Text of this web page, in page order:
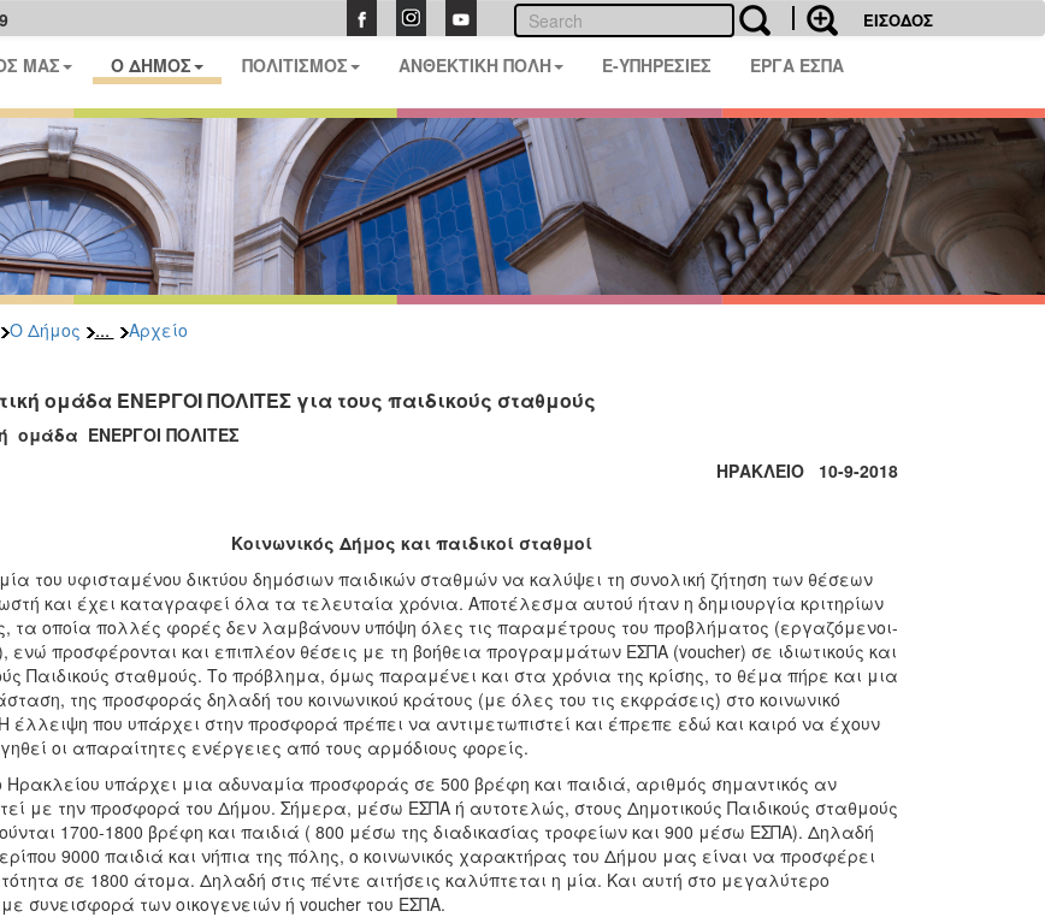
ΕΙΣΟΔΟΣ
ΜΑΣ Ο ΔΗΜΟΣ ΠΟΛΙΤΙΣΜΟΣ ΑΝΘΕΚΤΙΚΗ ΠΟΛΗ E-ΥΠΗΡΕΣΙΕΣ ΕΡΓΑ ΕΣΠΑ
Ο Δήμος ... Αρχείο
ομάδα ΕΝΕΡΓΟΙ ΠΟΛΙΤΕΣ για τους παιδικούς σταθμούς
ομάδα ΕΝΕΡΓΟΙ ΠΟΛΙΤΕΣ
ΗΡΑΚΛΕΙΟ 10-9-2018
Κοινωνικός Δήμος και παιδικοί σταθμοί
του υφισταμένου δικτύου δημόσιων παιδικών σταθμών να καλύψει τη συνολική ζήτηση των θέσεων
και έχει καταγραφεί όλα τα τελευταία χρόνια. Αποτέλεσμα αυτού ήταν η δημιουργία κριτηρίων
τα οποία πολλές φορές δεν λαμβάνουν υπόψη όλες τις παραμέτρους του προβλήματος (εργαζόμενοι-
ενώ προσφέρονται και επιπλέον θέσεις με τη βοήθεια προγραμμάτων ΕΣΠΑ (voucher) σε ιδιωτικούς και
Παιδικούς σταθμούς. Το πρόβλημα, όμως παραμένει και στα χρόνια της κρίσης, το θέμα πήρε και μια
της προσφοράς δηλαδή του κοινωνικού κράτους (με όλες του τις εκφράσεις) στο κοινωνικό
έλλειψη που υπάρχει στην προσφορά πρέπει να αντιμετωπιστεί και έπρεπε εδώ και καιρό να έχουν
οι απαραίτητες ενέργειες από τους αρμόδιους φορείς.
Ηρακλείου υπάρχει μια αδυναμία προσφοράς σε 500 βρέφη και παιδιά, αριθμός σημαντικός αν
με την προσφορά του Δήμου. Σήμερα, μέσω ΕΣΠΑ ή αυτοτελώς, στους Δημοτικούς Παιδικούς σταθμούς
1700-1800 βρέφη και παιδιά ( 800 μέσω της διαδικασίας τροφείων και 900 μέσω ΕΣΠΑ). Δηλαδή
9000 παιδιά και νήπια της πόλης, ο κοινωνικός χαρακτήρας του Δήμου μας είναι να προσφέρει
σε 1800 άτομα. Δηλαδή στις πέντε αιτήσεις καλύπτεται η μία. Και αυτή στο μεγαλύτερο
συνεισφορά των οικογενειών ή voucher του ΕΣΠΑ.